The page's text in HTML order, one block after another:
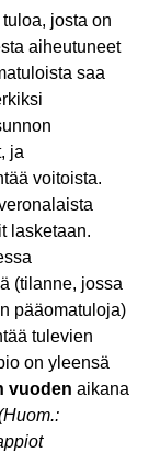
josta on
aiheutuneet
saa
ja
voitoista.
lasketaan.
(tilanne, jossa
pääomatuloja)
tulevien
on yleensä
vuoden aikana